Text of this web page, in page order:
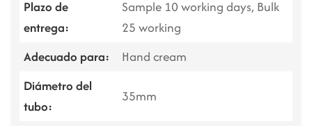
Plazo de
entrega:
Sample 10 working days, Bulk
25 working
Adecuado para:
Hand cream
Diámetro del
tubo:
35mm